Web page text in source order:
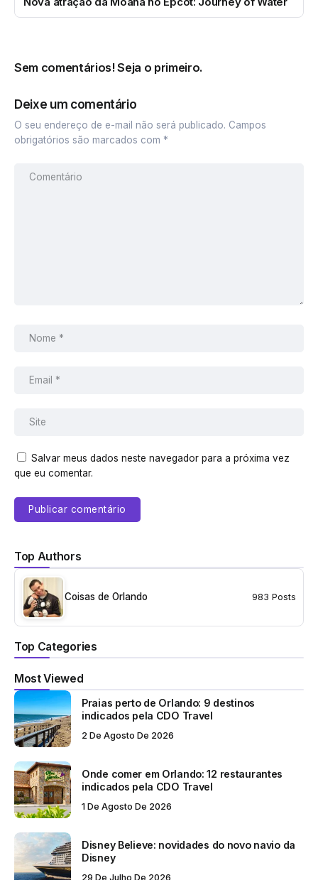
Sem comentários! Seja o primeiro.
Deixe um comentário
O seu endereço de e-mail não será publicado. Campos
obrigatórios são marcados com *
Salvar meus dados neste navegador para a próxima vez
que eu comentar.
Top Authors
Coisas de Orlando 983 Posts
Top Categories
Most Viewed
Praias perto de Orlando: 9 destinos
indicados pela CDO Travel
2 De Agosto De 2026
Onde comer em Orlando: 12 restaurantes
indicados pela CDO Travel
1 De Agosto De 2026
Disney Believe: novidades do novo navio da
Disney
29 De Julho De 2026